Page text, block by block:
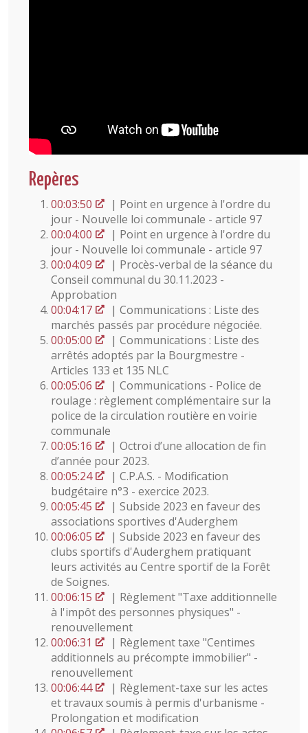
Repères
00:03:50
| Point en urgence à l'ordre du
jour - Nouvelle loi communale - article 97
00:04:00
| Point en urgence à l'ordre du
jour - Nouvelle loi communale - article 97
00:04:09
| Procès-verbal de la séance du
Conseil communal du 30.11.2023 -
Approbation
00:04:17
| Communications : Liste des
marchés passés par procédure négociée.
00:05:00
| Communications : Liste des
arrêtés adoptés par la Bourgmestre -
Articles 133 et 135 NLC
00:05:06
| Communications - Police de
roulage : règlement complémentaire sur la
police de la circulation routière en voirie
communale
00:05:16
| Octroi d’une allocation de fin
d’année pour 2023.
00:05:24
| C.P.A.S. - Modification
budgétaire n°3 - exercice 2023.
00:05:45
| Subside 2023 en faveur des
associations sportives d'Auderghem
00:06:05
| Subside 2023 en faveur des
clubs sportifs d'Auderghem pratiquant
leurs activités au Centre sportif de la Forêt
de Soignes.
00:06:15
| Règlement "Taxe additionnelle
à l'impôt des personnes physiques" -
renouvellement
00:06:31
| Règlement taxe "Centimes
additionnels au précompte immobilier" -
renouvellement
00:06:44
| Règlement-taxe sur les actes
et travaux soumis à permis d'urbanisme -
Prolongation et modification